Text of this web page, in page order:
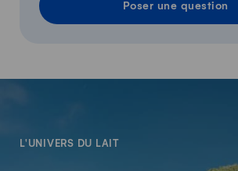
Poser une question
L'UNIVERS DU LAIT